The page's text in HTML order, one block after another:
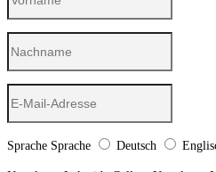
Sprache Sprache Deutsch